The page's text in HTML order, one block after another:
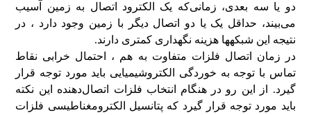
دو یا سه بعدی، زمانی‌که یک الکترود اتصال به زمین آسیب
می‌بیند، حداقل یک یا دو اتصال دیگر با زمین وجود دارد ، در
نتیجه این شبکه‎ها هزینه نگهداری کمتری دارند.
در زمان اتصال فلزات متفاوت به هم ، احتمال خرابی نقاط
تماس با توجه به خوردگی الکتروشیمیایی باید مورد توجه قرار
گیرد. از این رو در هنگام انتخاب فلزات اتصال‌دهنده این نکته
باید مورد توجه قرار گیرد که پتانسیل الکترومغناطیسی فلزات